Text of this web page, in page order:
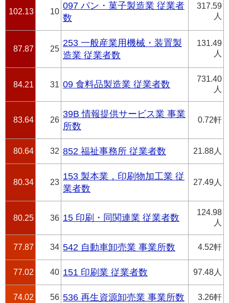
102.13 10
097 パン・菓子製造業 従業者
数
317.59
人
87.87 25
253 一般産業用機械・装置製
造業 従業者数
131.49
人
84.21 31 09 食料品製造業 従業者数
731.40
人
83.64 26
39B 情報提供サービス業 事業
所数
0.72軒
80.64 32 852 福祉事務所 従業者数 21.88人
80.34 23
153 製本業，印刷物加工業 従
業者数
27.49人
80.25 36 15 印刷・同関連業 従業者数
124.98
人
77.87 34 542 自動車卸売業 事業所数 4.52軒
77.02 40 151 印刷業 従業者数 97.48人
74.02 56 536 再生資源卸売業 事業所数 3.26軒